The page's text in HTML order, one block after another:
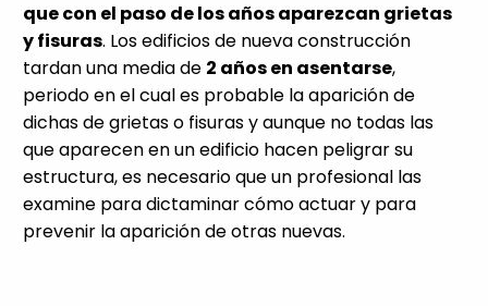
que con el paso de los años aparezcan grietas
y fisuras. Los edificios de nueva construcción
tardan una media de 2 años en asentarse,
periodo en el cual es probable la aparición de
dichas de grietas o fisuras y aunque no todas las
que aparecen en un edificio hacen peligrar su
estructura, es necesario que un profesional las
examine para dictaminar cómo actuar y para
prevenir la aparición de otras nuevas.